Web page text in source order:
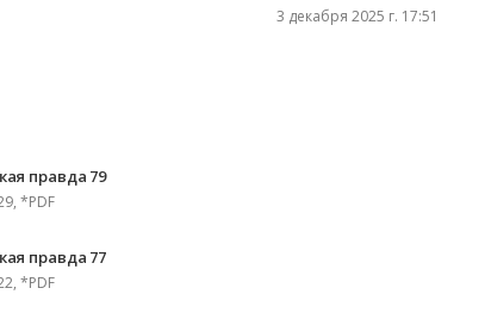
3 декабря 2025 г. 17:51
правда 79
*PDF
правда 77
*PDF